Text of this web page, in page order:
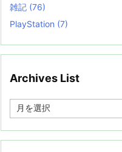
雑記 (76)
PlayStation (7)
Archives List